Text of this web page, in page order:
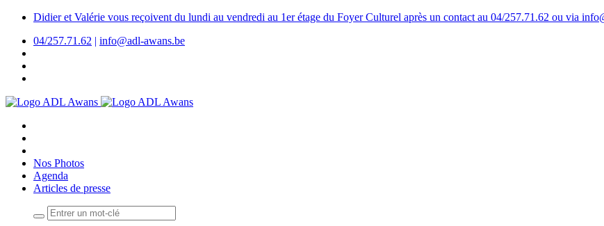
Didier et Valérie vous reçoivent du lundi au vendredi au 1er étage du Foyer Culturel après un contact au 04/257.71.62 ou via
04/257.71.62 | info@adl-awans.be
Nos Photos
Agenda
Articles de presse